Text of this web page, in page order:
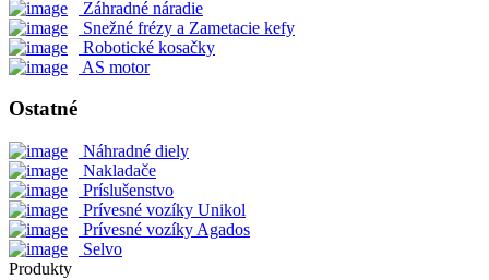
Záhradné náradie
Snežné frézy a Zametacie kefy
Robotické kosačky
AS motor
Ostatné
Náhradné diely
Nakladače
Príslušenstvo
Prívesné vozíky Unikol
Prívesné vozíky Agados
Selvo
Produkty